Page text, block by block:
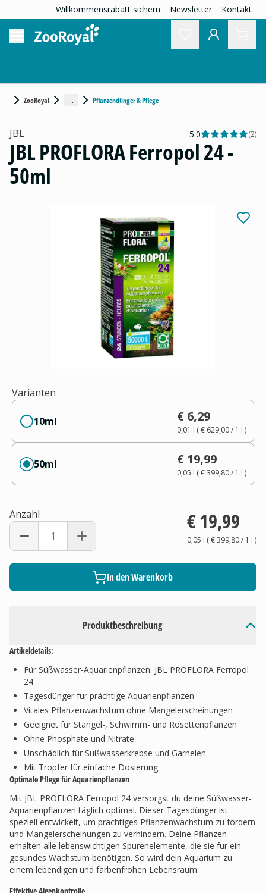
Willkommensrabatt sichern Newsletter Kontakt
ZooRoyal ... Pflanzendünger & Pflege
Produktbeschreibung
Artikeldetails:
Für Süßwasser-Aquarienpflanzen: JBL PROFLORA Ferropol
24
Tagesdünger für prächtige Aquarienpflanzen
Vitales Pflanzenwachstum ohne Mangelerscheinungen
Geeignet für Stängel-, Schwimm- und Rosettenpflanzen
Ohne Phosphate und Nitrate
Unschädlich für Süßwasserkrebse und Garnelen
Mit Tropfer für einfache Dosierung
Optimale Pflege für Aquarienpflanzen
Mit JBL PROFLORA Ferropol 24 versorgst du deine Süßwasser-
Aquarienpflanzen täglich optimal. Dieser Tagesdünger ist
speziell entwickelt, um prächtiges Pflanzenwachstum zu fördern
und Mangelerscheinungen zu verhindern. Deine Pflanzen
erhalten alle lebenswichtigen Spurenelemente, die sie für ein
gesundes Wachstum benötigen. So wird dein Aquarium zu
einem lebendigen und farbenfrohen Lebensraum.
JBL 5.0 (2)
JBL PROFLORA Ferropol 24 -
50ml
Varianten
10ml € 6,29
0,01 l (€ 629,00/ 1 l )
50ml € 19,99
0,05 l (€ 399,80/ 1 l )
Anzahl € 19,99
0,05 l (€ 399,80/ 1 l )
In den Warenkorb